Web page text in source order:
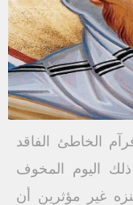
الخاطئ الفاقد
ذلك اليوم المخوف
غير مؤثرين أن